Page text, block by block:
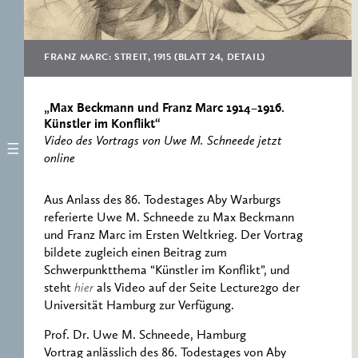
FOR POLITICAL
ICONOGRAPHY
ERNST CASSIRER
CENTRE 1997-2007
RECORDS
FRANZ MARC: STREIT, 1915 (BLATT 24, DETAIL)
„Max Beckmann und Franz Marc 1914–1916.
Künstler im Konflikt“
Video des Vortrags von Uwe M. Schneede jetzt
online
Aus Anlass des 86. Todestages Aby Warburgs
referierte Uwe M. Schneede zu Max Beckmann
und Franz Marc im Ersten Weltkrieg. Der Vortrag
bildete zugleich einen Beitrag zum
Schwerpunktthema “Künstler im Konflikt”, und
steht hierals Video auf der Seite Lecture2go der
Universität Hamburg zur Verfügung.
Prof. Dr. Uwe M. Schneede, Hamburg
Vortrag anlässlich des 86. Todestages von Aby